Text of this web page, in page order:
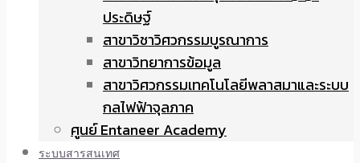
ประดิษฐ์
สาขาวิชาวิศวกรรมบูรณาการ
สาขาวิทยาการข้อมูล
สาขาวิศวกรรมเทคโนโลยีพลาสมาและระบบ
กลไฟฟ้าจุลภาค
ศูนย์ Entaneer Academy
ระบบสารสนเทศ